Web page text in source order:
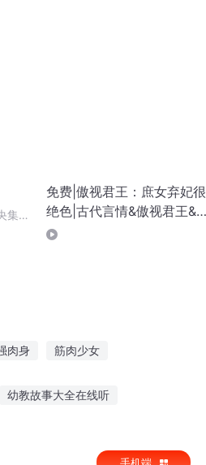
集权
免费|傲视君王：庶女弃妃很
绝色|古代言情&傲视君王&
庶女弃妃很绝色
肉身 筋肉少女
幼教故事大全在线听